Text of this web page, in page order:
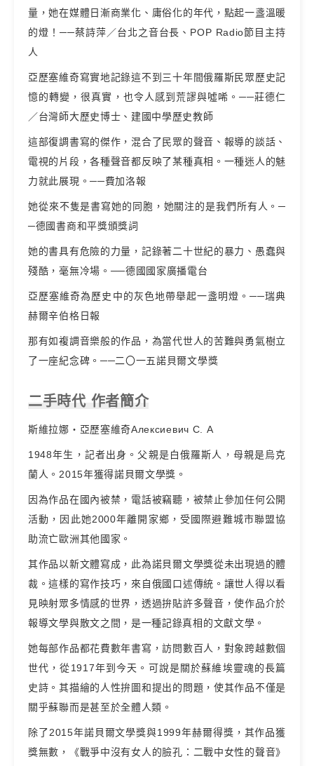
量，她在媒體日漸商業化、庸俗化的年代，點起一盞溫暖
的燈！──蔡詩萍／台北之音台長、POP Radio節目主持
人
亞歷塞維奇寫實地記錄這不到三十年間俄羅斯民眾歷史記
憶的轉變，很真實，也令人感到荒謬與噓唏。──莊德仁
／台灣師大歷史博士、建國中學歷史教師
這部復調書寫的傑作，混合了民眾的聲音、報導的談話、
電視的片段，各種聲音都反映了某種真相。一種迷人的魅
力就此展現。──費加洛報
她從來不隻是書寫她的同胞，她關注的是我們所有人。─
─德國書商和平獎頒獎詞
她的書具有危險的力量，記錄著二十世紀的暴力、愚蠢與
殘酷，毫無冷場。──德國國家廣播電台
亞歷塞維奇為歷史中的灰色地帶舉起一盞明燈。──瑞典
赫爾辛伯格日報
那有如複調音樂般的作品，為當代世人的苦難與勇氣樹立
了一座紀念碑。──二〇一五諾貝爾文學獎
二手時代 作者簡介
斯維拉娜‧亞歷塞維奇Алексиевич С. А
1948年生，記者出身。父親是白俄羅斯人，母親是烏克
蘭人。2015年獲得諾貝爾文學獎。
因為作品在國內被禁，電話被竊聽，被禁止參加任何公開
活動，因此她2000年離開家鄉，受國際避難城市聯盟協
助流亡歐洲其他國家。
其作品以新文體寫成，此為諾貝爾文學獎從未出現過的體
裁。這樣的寫作技巧，來自俄國口述傳統。讓世人得以看
見映射眾多情感的世界，透過拚貼許多聲音，使作品介於
報導文學與散文之間，是一種記錄真相的文獻文學。
她每部作品都花費數年書寫，訪問數百人，對象跨越數個
世代，從1917年到今天。可說是關於蘇維埃靈魂的長篇
史詩。其描繪的人性拚圖和提出的問題，使其作品不僅是
關乎蘇聯而是甚至於全體人類。
除了2015年諾貝爾文學獎與1999年赫爾得獎，其作品獲
獎無數，《戰爭中沒有女人的臉孔：二戰中女性的聲音》